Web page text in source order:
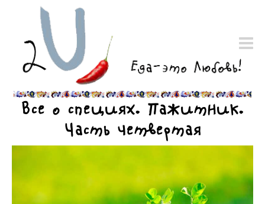
Все о специях. Пажитник.
Часть четвертая